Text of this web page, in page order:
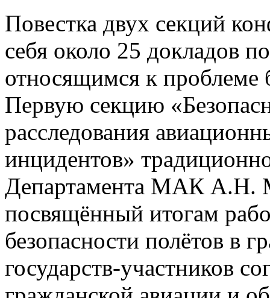
Повестка двух секций
себя около 25 докладов
относящимся к проблеме
Первую секцию
расследования
инцидентов»
Департамента МАК А.Н.
посвящённый итогам
безопасности полётов в
государств-участников